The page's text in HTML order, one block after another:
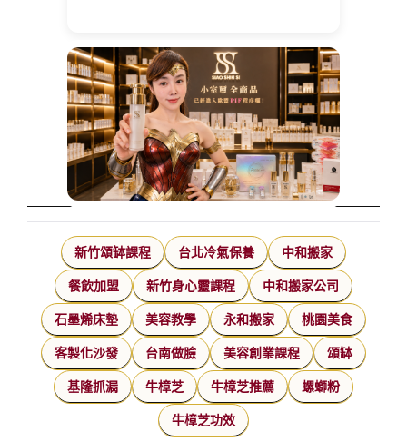
新竹頌缽課程 台北冷氣保養 中和搬家
餐飲加盟 新竹身心靈課程 中和搬家公司
石墨烯床墊 美容教學 永和搬家 桃園美食
客製化沙發 台南做臉 美容創業課程 頌缽
基隆抓漏 牛樟芝 牛樟芝推薦 螺螄粉
牛樟芝功效